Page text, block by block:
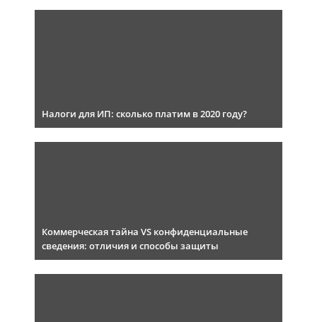
Налоги для ИП: сколько платим в 2020 году?
Коммерческая тайна VS конфиденциальные
сведения: отличия и способы защиты